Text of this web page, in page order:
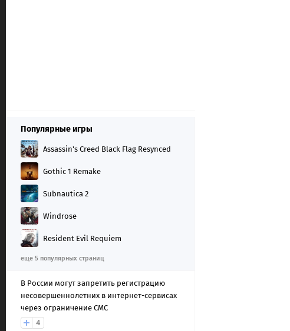
Популярные игры
Assassin's Creed Black Flag Resynced
Gothic 1 Remake
Subnautica 2
Windrose
Resident Evil Requiem
еще 5 популярных страниц
В России могут запретить регистрацию
несовершеннолетних в интернет-сервисах
через ограничение СМС
4